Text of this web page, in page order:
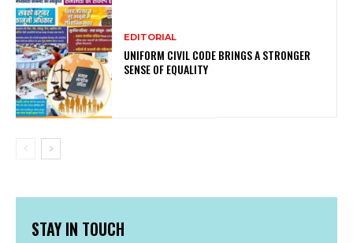
EDITORIAL
UNIFORM CIVIL CODE BRINGS A STRONGER
SENSE OF EQUALITY
STAY IN TOUCH